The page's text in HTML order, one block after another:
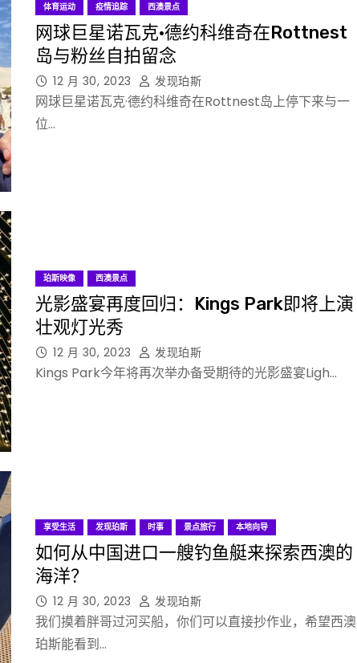
体育运动 疫情追踪 西澳景点
网球巨星诺瓦克·德约科维奇在Rottnest
岛与粉丝自拍留念
12 月 30, 2023 发现珀斯
网球巨星诺瓦克·德约科维奇在Rottnest岛上停下来与一
位…
珀斯映像 西澳景点
光影盛宴再度回归：Kings Park即将上演
壮观灯光秀
12 月 30, 2023 发现珀斯
Kings Park今年将再次举办备受期待的光影盛宴Ligh…
享受生活 发现珀斯 时事 景点旅行 本地向导
如何从中国进口一艘钓鱼艇来探索西澳的
海洋？
12 月 30, 2023 发现珀斯
我们摸着胖哥过河买船，你们可以直接抄作业，希望西澳
珀斯能看到…